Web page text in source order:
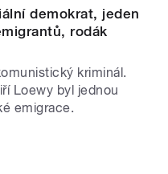
demokrat, jeden
rodák
kriminál.
Loewy byl jednou
emigrace.